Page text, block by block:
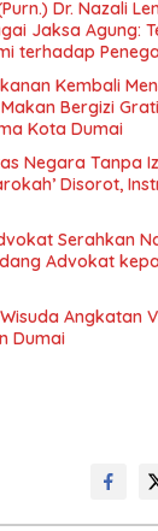
Dr. Nazali
Jaksa Agung:
terhadap
Kembali
Bergizi
Kota Dumai
Negara Tanpa
Disorot,
Serahkan
Advokat
Angkatan
Dumai